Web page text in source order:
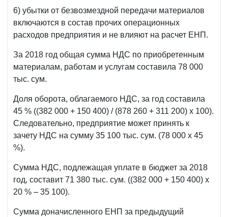
6) убытки от безвозмездной передачи материалов
включаются в состав прочих операционных
расходов предприятия и не влияют на расчет ЕНП.
За 2018 год общая сумма НДС по приобретенным
материалам, работам и услугам составила 78 000
тыс. сум.
Доля оборота, облагаемого НДС, за год составила
45 % ((382 000 + 150 400) / (878 260 + 311 200) х 100).
Следовательно, предприятие может принять к
зачету НДС на сумму 35 100 тыс. сум. (78 000 х 45
%).
Сумма НДС, подлежащая уплате в бюджет за 2018
год, составит 71 380 тыс. сум. ((382 000 + 150 400) х
20 % – 35 100).
Сумма доначисленного ЕНП за предыдущий